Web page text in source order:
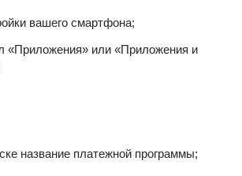
вашего смартфона;
«Приложения» или «Приложения и
название платежной программы;